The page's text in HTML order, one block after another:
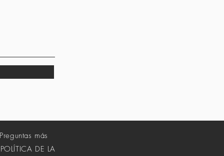
Preguntas más
POLÍTICA DE LA